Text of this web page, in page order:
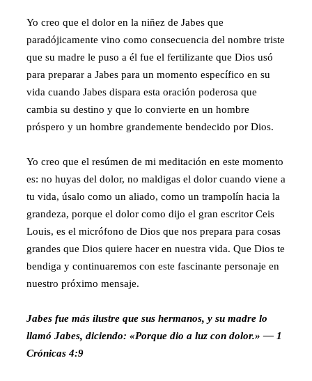
Yo creo que el dolor en la niñez de Jabes que
paradójicamente vino como consecuencia del nombre triste
que su madre le puso a él fue el fertilizante que Dios usó
para preparar a Jabes para un momento específico en su
vida cuando Jabes dispara esta oración poderosa que
cambia su destino y que lo convierte en un hombre
próspero y un hombre grandemente bendecido por Dios.
Yo creo que el resúmen de mi meditación en este momento
es: no huyas del dolor, no maldigas el dolor cuando viene a
tu vida, úsalo como un aliado, como un trampolín hacia la
grandeza, porque el dolor como dijo el gran escritor Ceis
Louis, es el micrófono de Dios que nos prepara para cosas
grandes que Dios quiere hacer en nuestra vida. Que Dios te
bendiga y continuaremos con este fascinante personaje en
nuestro próximo mensaje.
Jabes fue más ilustre que sus hermanos, y su madre lo
llamó Jabes, diciendo: «Porque dio a luz con dolor.» — 1
Crónicas 4:9